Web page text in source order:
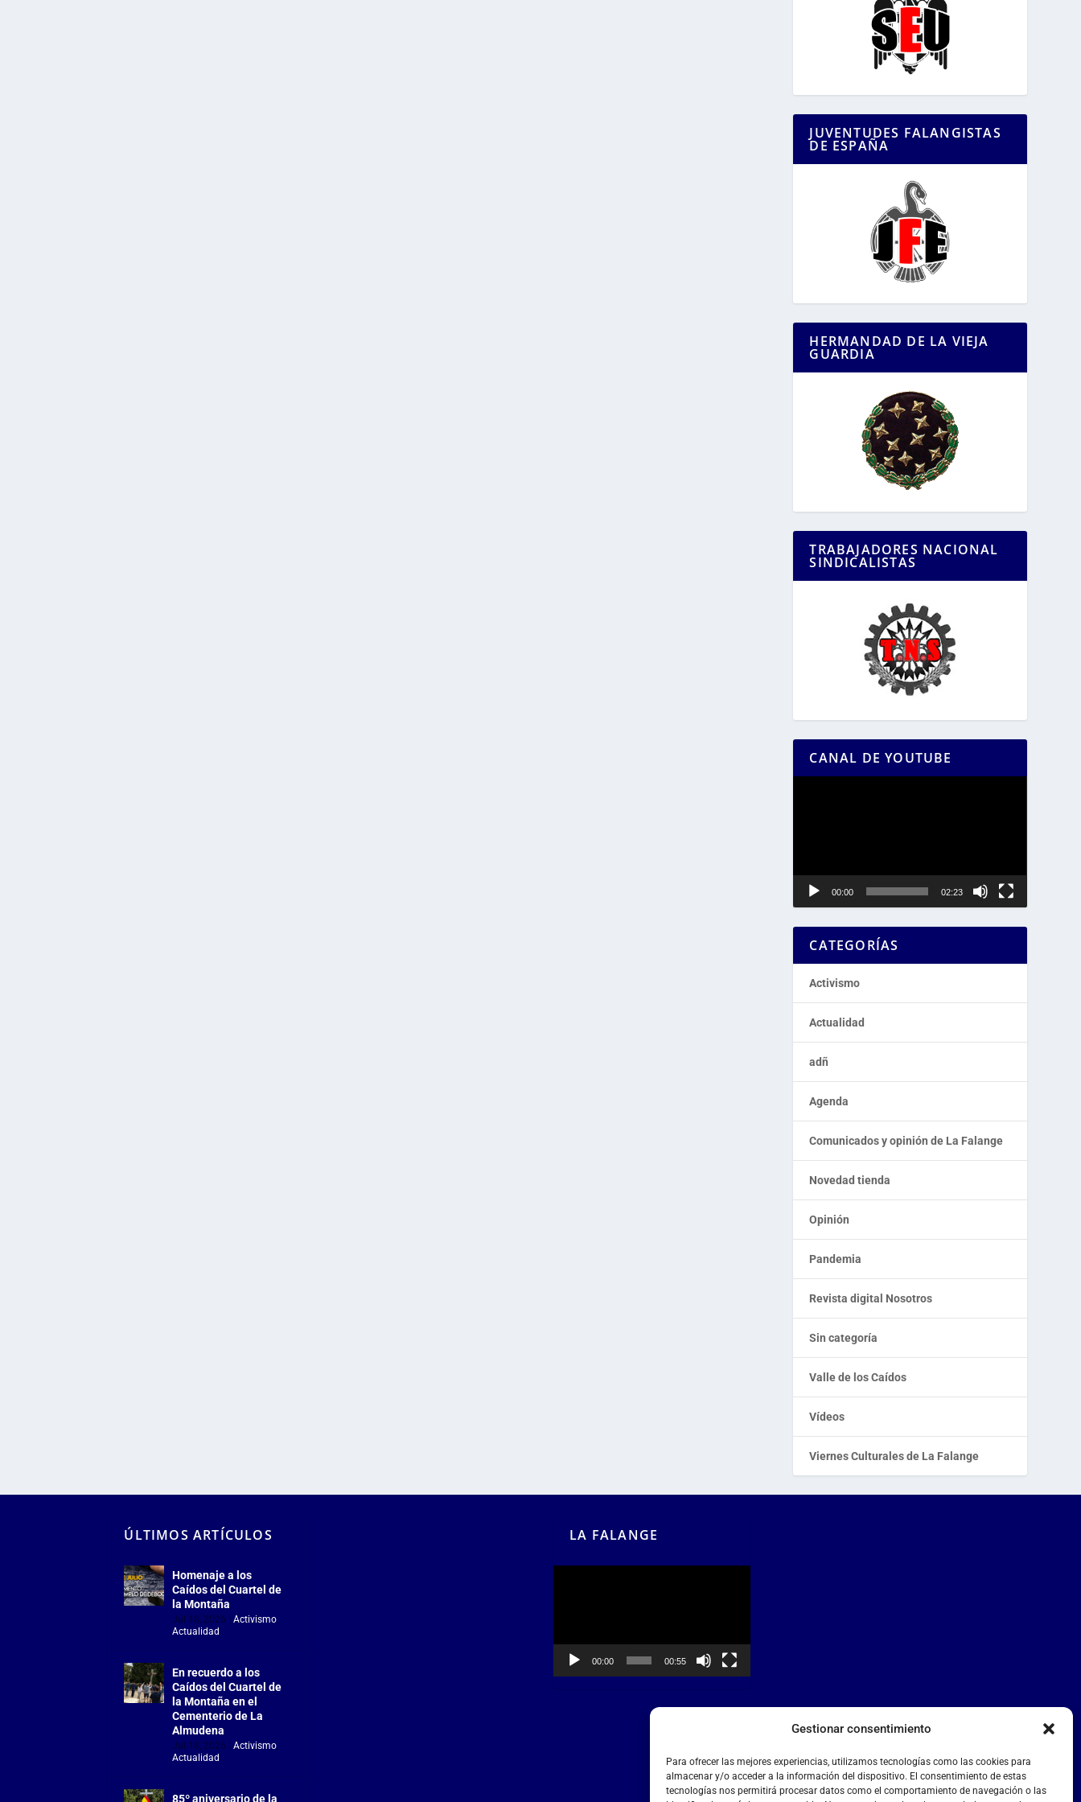
Gestionar consentimiento
Para ofrecer las mejores experiencias, utilizamos tecnologías como las cookies para
almacenar y/o acceder a la información del dispositivo. El consentimiento de estas
tecnologías nos permitirá procesar datos como el comportamiento de navegación o las
JUVENTUDES FALANGISTAS
DE ESPAÑA
HERMANDAD DE LA VIEJA
GUARDIA
TRABAJADORES NACIONAL
SINDICALISTAS
CANAL DE YOUTUBE
00:00 02:23
CATEGORÍAS
Activismo
Actualidad
adñ
Agenda
Comunicados y opinión de La Falange
Novedad tienda
Opinión
Pandemia
Revista digital Nosotros
Sin categoría
Valle de los Caídos
Vídeos
Viernes Culturales de La Falange
ÚLTIMOS ARTÍCULOS
Homenaje a los
Caídos del Cuartel de
la Montaña
Jul 18, 2026 |Activismo,
Actualidad
En recuerdo a los
Caídos del Cuartel de
la Montaña en el
Cementerio de La
Almudena
Jul 18, 2026 |Activismo,
Actualidad
85º aniversario de la
LA FALANGE
00:00 00:55